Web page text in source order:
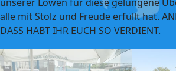
alle mit Stolz und Freude erfüllt hat.
DASS HABT IHR EUCH SO VERDIENT.